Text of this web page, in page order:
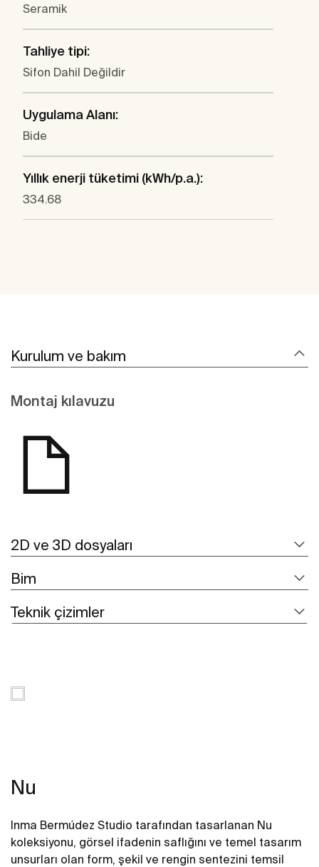
Seramik
Tahliye tipi:
Sifon Dahil Değildir
Uygulama Alanı:
Bide
Yıllık enerji tüketimi (kWh/p.a.):
334.68
Kurulum ve bakım
Montaj kılavuzu
2D ve 3D dosyaları
Bim
Teknik çizimler
Nu
Inma Bermúdez Studio tarafından tasarlanan Nu
koleksiyonu, görsel ifadenin saflığını ve temel tasarım
unsurları olan form, şekil ve rengin sentezini temsil